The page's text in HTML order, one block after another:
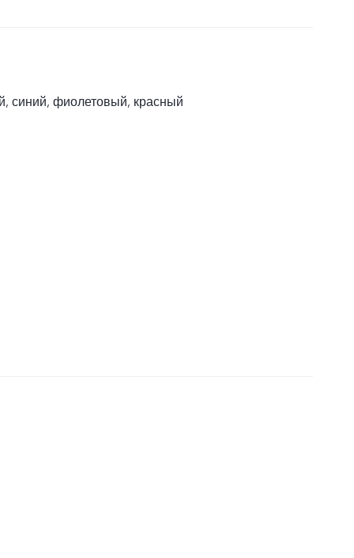
синий, фиолетовый, красный